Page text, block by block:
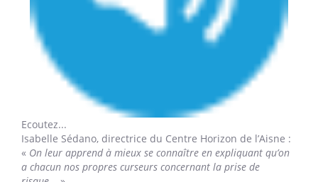
Ecoutez...
Isabelle Sédano, directrice du Centre Horizon de l’Aisne :
« On leur apprend à mieux se connaître en expliquant qu’on
a chacun nos propres curseurs concernant la prise de